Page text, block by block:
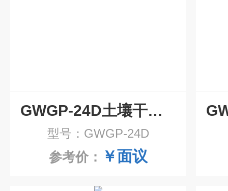
GWGP-24D土壤干燥箱独立控温
型号：GWGP-24D
参考价： ￥面议